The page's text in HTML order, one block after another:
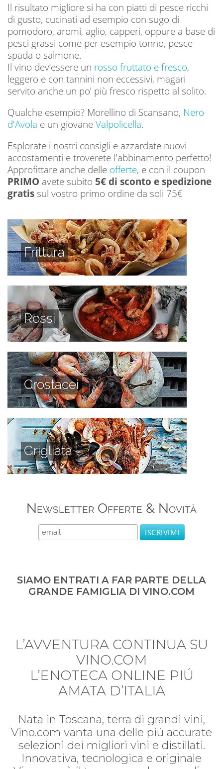
Il risultato migliore si ha con piatti di pesce ricchi
di gusto, cucinati ad esempio con sugo di
pomodoro, aromi, aglio, capperi, oppure a base di
pesci grassi come per esempio tonno, pesce
spada o salmone.
Il vino dev’essere un rosso fruttato e fresco,
leggero e con tannini non eccessivi, magari
servito anche un po’ più fresco rispetto al solito.
Qualche esempio? Morellino di Scansano, Nero
d'Avola e un giovaneValpolicella.
Esplorate i nostri consigli e azzardate nuovi
accostamenti e troverete l'abbinamento perfetto!
Approfittare anche delle offerte, e con il coupon
PRIMO avete subito 5€ di sconto e spedizione
gratis sul vostro primo ordine da soli 75€
Frittura
Rossi
Crostacei
Grigliata
Newsletter Offerte & Novità
SIAMO ENTRATI A FAR PARTE DELLA
GRANDE FAMIGLIA DI VINO.COM
L’AVVENTURA CONTINUA SU
VINO.COM
L’ENOTECA ONLINE PIÚ
AMATA D’ITALIA
Nata in Toscana, terra di grandi vini,
Vino.com vanta una delle piú accurate
selezioni dei migliori vini e distillati.
Innovativa, tecnologica e originale